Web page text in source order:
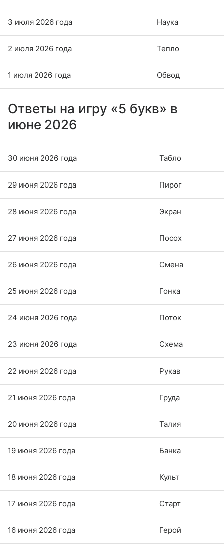
3 июля 2026 года Наука
2 июля 2026 года Тепло
1 июля 2026 года Обвод
Ответы на игру «5 букв» в
июне 2026
30 июня 2026 года Табло
29 июня 2026 года Пирог
28 июня 2026 года Экран
27 июня 2026 года Посох
26 июня 2026 года Смена
25 июня 2026 года Гонка
24 июня 2026 года Поток
23 июня 2026 года Схема
22 июня 2026 года Рукав
21 июня 2026 года Груда
20 июня 2026 года Талия
19 июня 2026 года Банка
18 июня 2026 года Культ
17 июня 2026 года Старт
16 июня 2026 года Герой